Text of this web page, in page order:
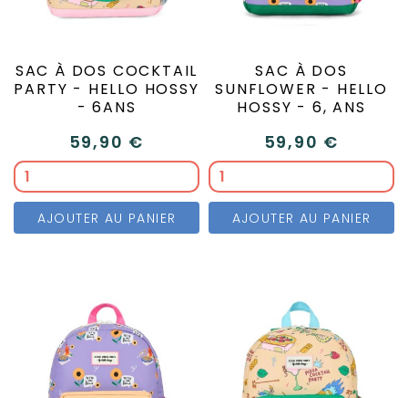
SAC À DOS COCKTAIL
PARTY - HELLO HOSSY
- 6ANS
59,90 €
AJOUTER AU PANIER
SAC À DOS
SUNFLOWER - HELLO
HOSSY - 6, ANS
59,90 €
AJOUTER AU PANIER